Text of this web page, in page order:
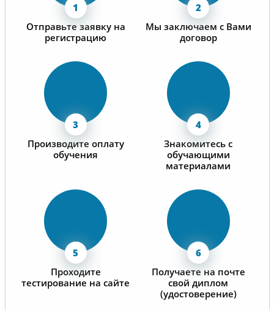
Отправьте заявку на
регистрацию
Мы заключаем с Вами
договор
Производите оплату
обучения
Знакомитесь с
обучающими
материалами
Проходите
тестирование на сайте
Получаете на почте
свой диплом
(удостоверение)